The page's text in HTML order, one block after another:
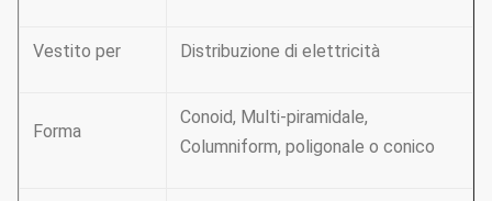
Vestito per Distribuzione di elettricità
Forma
Conoid, Multi-piramidale,
Columniform, poligonale o conico